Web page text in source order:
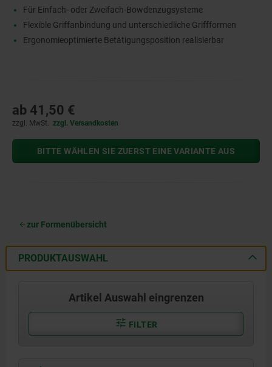
Für Einfach- oder Zweifach-Bowdenzugsysteme
Flexible Griffanbindung und unterschiedliche Griffformen
Ergonomieoptimierte Betätigungsposition realisierbar
ab 41,50 €
zzgl. MwSt. zzgl. Versandkosten
BITTE WÄHLEN SIE ZUERST EINE VARIANTE AUS
zur Formenübersicht
PRODUKTAUSWAHL
Artikel Auswahl eingrenzen
FILTER